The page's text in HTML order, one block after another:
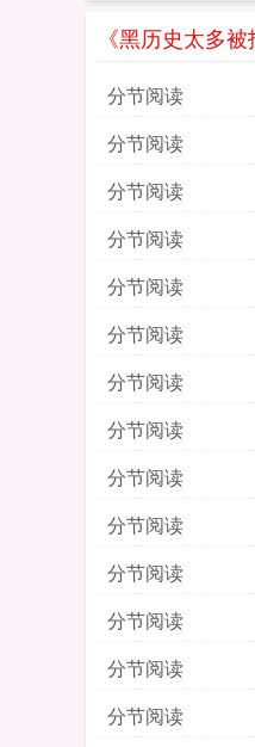
《黑历史太多
分节阅读
分节阅读
分节阅读
分节阅读
分节阅读
分节阅读
分节阅读
分节阅读
分节阅读
分节阅读
分节阅读
分节阅读
分节阅读
分节阅读